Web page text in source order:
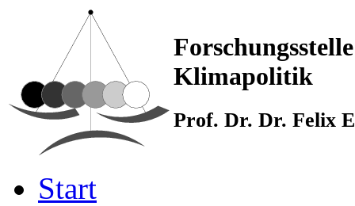
Klimapolitik
Prof. Dr. Dr. Felix
Start